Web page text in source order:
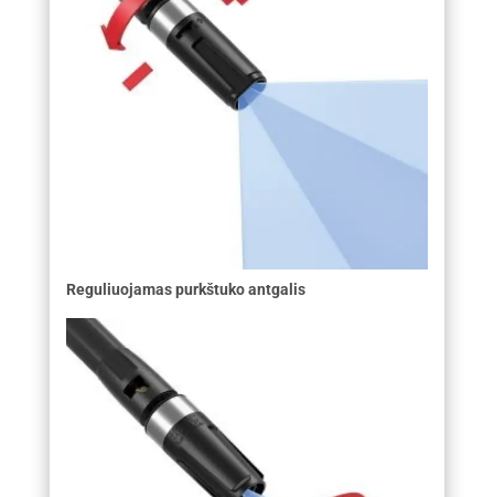
Reguliuojamas purkštuko antgalis